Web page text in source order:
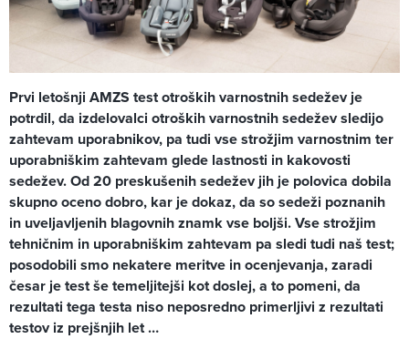
Prvi letošnji AMZS test otroških varnostnih sedežev je
potrdil, da izdelovalci otroških varnostnih sedežev sledijo
zahtevam uporabnikov, pa tudi vse strožjim varnostnim ter
uporabniškim zahtevam glede lastnosti in kakovosti
sedežev. Od 20 preskušenih sedežev jih je polovica dobila
skupno oceno dobro, kar je dokaz, da so sedeži poznanih
in uveljavljenih blagovnih znamk vse boljši. Vse strožjim
tehničnim in uporabniškim zahtevam pa sledi tudi naš test;
posodobili smo nekatere meritve in ocenjevanja, zaradi
česar je test še temeljitejši kot doslej, a to pomeni, da
rezultati tega testa niso neposredno primerljivi z rezultati
testov iz prejšnjih let …